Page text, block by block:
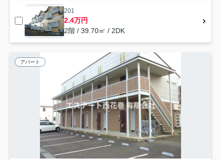
201
2.4万円
2階 / 39.70㎡ / 2DK
アパート